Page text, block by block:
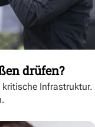
drüfen?
Infrastruktur.